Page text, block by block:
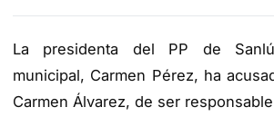
La presidenta del PP de
municipal, Carmen Pérez, ha
Carmen Álvarez, de ser